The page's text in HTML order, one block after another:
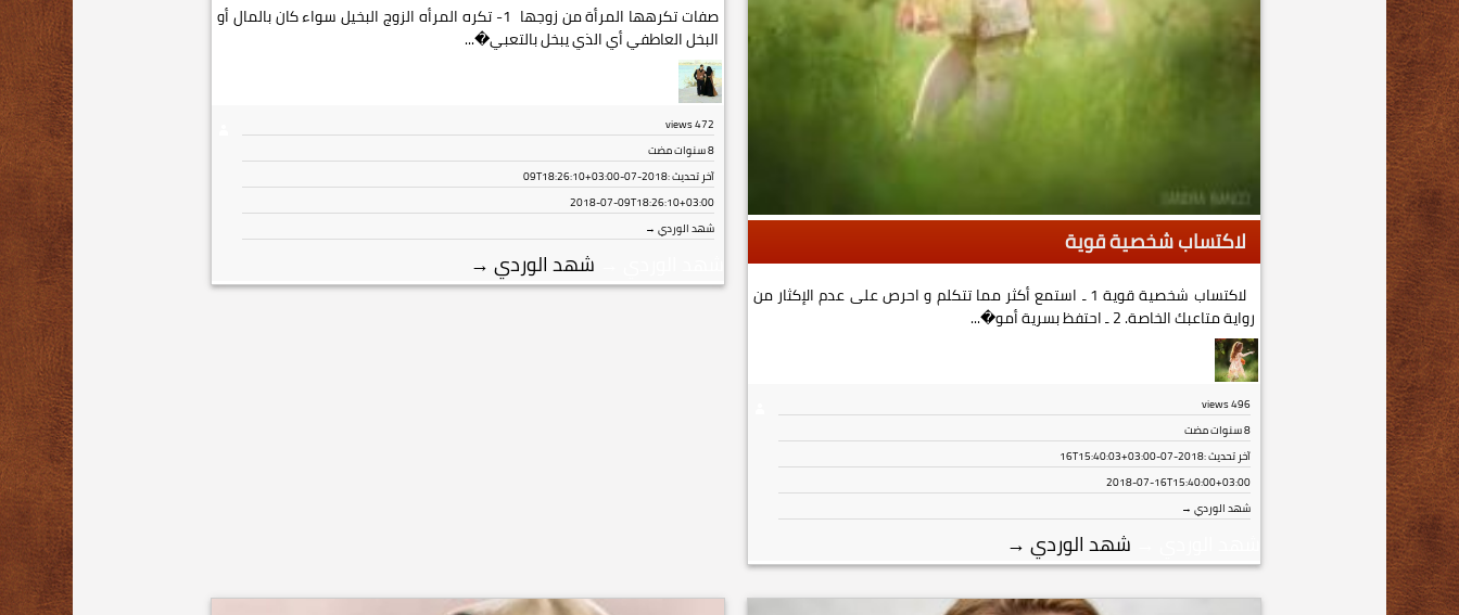
لاكتساب شخصية قوية
لاكتساب شخصية قوية 1 ـ استمع أكثر مما تتكلم و احرص على عدم الإكثار من
رواية متاعبك الخاصة. 2 ـ احتفظ بسرية أمو�...
496
views
8 سنوات مضت
آخر تحديث :2018-07-16T15:40:03+03:00
2018-07-16T15:40:00+03:00
شهد الوردي →
شهد الوردي →
صفات تكرهها المرأة من زوجها 1- تكره المرأه الزوج البخيل سواء كان بالمال أو
البخل العاطفي أي الذي يبخل بالتعبي�...
472
views
8 سنوات مضت
آخر تحديث :2018-07-09T18:26:10+03:00
2018-07-09T18:26:10+03:00
شهد الوردي →
شهد الوردي →